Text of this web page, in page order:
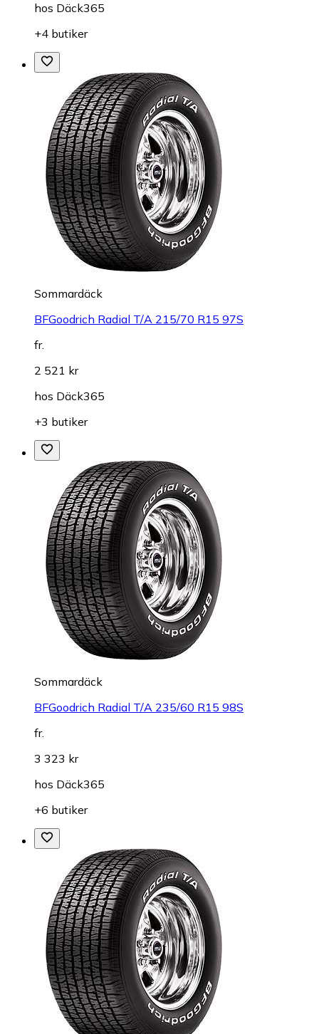
hos Däck365
+4 butiker
Sommardäck
BFGoodrich Radial T/A 215/70 R15 97S
fr.
2 521 kr
hos Däck365
+3 butiker
Sommardäck
BFGoodrich Radial T/A 235/60 R15 98S
fr.
3 323 kr
hos Däck365
+6 butiker